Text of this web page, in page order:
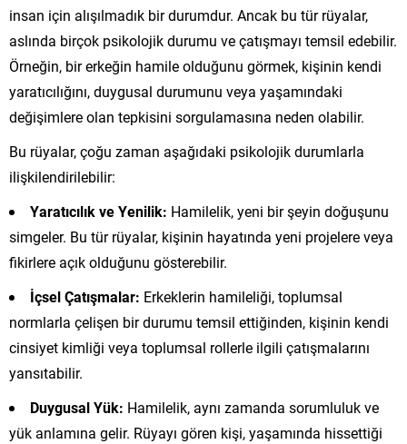
insan için alışılmadık bir durumdur. Ancak bu tür rüyalar,
aslında birçok psikolojik durumu ve çatışmayı temsil edebilir.
Örneğin, bir erkeğin hamile olduğunu görmek, kişinin kendi
yaratıcılığını, duygusal durumunu veya yaşamındaki
değişimlere olan tepkisini sorgulamasına neden olabilir.
Bu rüyalar, çoğu zaman aşağıdaki psikolojik durumlarla
ilişkilendirilebilir:
Yaratıcılık ve Yenilik: Hamilelik, yeni bir şeyin doğuşunu
simgeler. Bu tür rüyalar, kişinin hayatında yeni projelere veya
fikirlere açık olduğunu gösterebilir.
İçsel Çatışmalar: Erkeklerin hamileliği, toplumsal
normlarla çelişen bir durumu temsil ettiğinden, kişinin kendi
cinsiyet kimliği veya toplumsal rollerle ilgili çatışmalarını
yansıtabilir.
Duygusal Yük: Hamilelik, aynı zamanda sorumluluk ve
yük anlamına gelir. Rüyayı gören kişi, yaşamında hissettiği